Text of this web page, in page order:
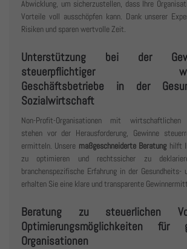
Abwicklung, um sicherzustellen, dass Ihre
Vorteile voll ausschöpfen kann. Dank unserer
Risiken und sparen wertvolle Zeit.
Unterstützung bei der
steuerpflichtiger
Geschäftsbetriebe in der
Sozialwirtschaft
Non-Profit-Organisationen mit wirtschaftlichen
stehen vor der Herausforderung, Gewinne
ermitteln. Unsere maßgeschneiderte Beratung hilft
zu optimieren und rechtssicher zu
branchenspezifische Erfahrung in der
erhalten Sie eine klare und transparente
Beratung zu steuerlichen
Optimierungsmöglichkeiten für
Organisationen